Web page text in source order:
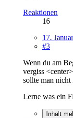
Reaktionen
16
17.
#3
Wenn du am
vergiss
sollte man nicht
Lerne was ein
Inhalt